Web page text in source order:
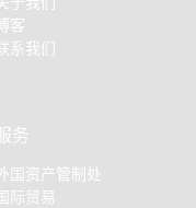
客
系我们
务
国资产管制处
际贸易